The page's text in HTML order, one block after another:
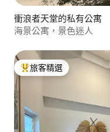
衝浪者天堂的私有公寓
海景公寓，景色迷人
旅客精選榜首
旅客精選